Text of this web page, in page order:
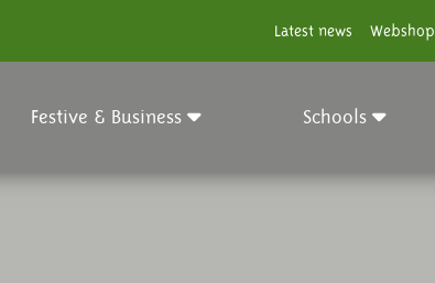
Latest news Webshop
Festive & Business Schools